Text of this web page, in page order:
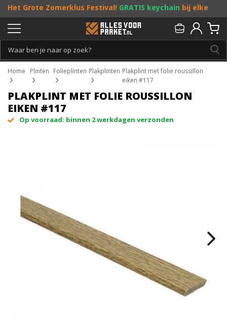
Het Grote Zomerklus Festival! GRATIS keychain bij elke
bestelling vanaf €25, entoffe acties! Doe je mee?
Persoonlijk & gratis advies:013 - 207 00 01
Home Plinten Folieplinten Plakplinten Plakplint met folie roussillon
eiken #117
PLAKPLINT MET FOLIE ROUSSILLON
EIKEN #117
Op voorraad: binnen 2 werkdagen verzonden